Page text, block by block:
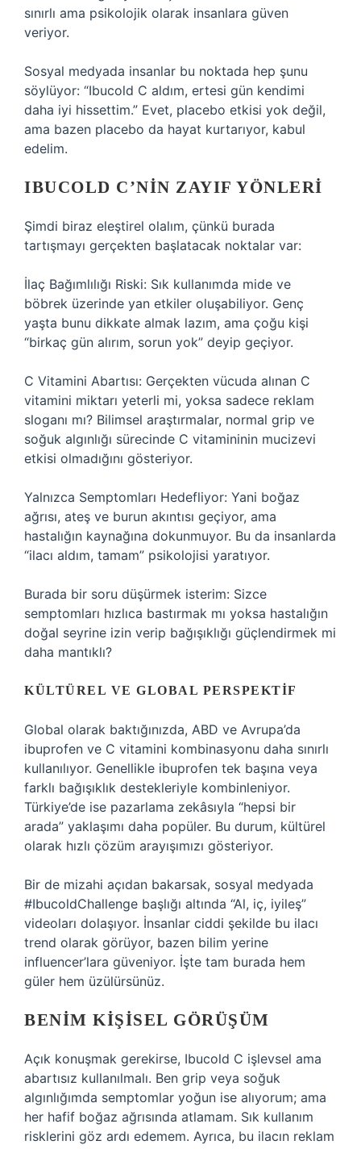
sınırlı ama psikolojik olarak insanlara güven
veriyor.
Sosyal medyada insanlar bu noktada hep şunu
söylüyor: “Ibucold C aldım, ertesi gün kendimi
daha iyi hissettim.” Evet, placebo etkisi yok değil,
ama bazen placebo da hayat kurtarıyor, kabul
edelim.
IBUCOLD C’NIN ZAYIF YÖNLERI
Şimdi biraz eleştirel olalım, çünkü burada
tartışmayı gerçekten başlatacak noktalar var:
İlaç Bağımlılığı Riski: Sık kullanımda mide ve
böbrek üzerinde yan etkiler oluşabiliyor. Genç
yaşta bunu dikkate almak lazım, ama çoğu kişi
“birkaç gün alırım, sorun yok” deyip geçiyor.
C Vitamini Abartısı: Gerçekten vücuda alınan C
vitamini miktarı yeterli mi, yoksa sadece reklam
sloganı mı? Bilimsel araştırmalar, normal grip ve
soğuk algınlığı sürecinde C vitamininin mucizevi
etkisi olmadığını gösteriyor.
Yalnızca Semptomları Hedefliyor: Yani boğaz
ağrısı, ateş ve burun akıntısı geçiyor, ama
hastalığın kaynağına dokunmuyor. Bu da insanlarda
“ilacı aldım, tamam” psikolojisi yaratıyor.
Burada bir soru düşürmek isterim: Sizce
semptomları hızlıca bastırmak mı yoksa hastalığın
doğal seyrine izin verip bağışıklığı güçlendirmek mi
daha mantıklı?
KÜLTÜREL VE GLOBAL PERSPEKTIF
Global olarak baktığınızda, ABD ve Avrupa’da
ibuprofen ve C vitamini kombinasyonu daha sınırlı
kullanılıyor. Genellikle ibuprofen tek başına veya
farklı bağışıklık destekleriyle kombinleniyor.
Türkiye’de ise pazarlama zekâsıyla “hepsi bir
arada” yaklaşımı daha popüler. Bu durum, kültürel
olarak hızlı çözüm arayışımızı gösteriyor.
Bir de mizahi açıdan bakarsak, sosyal medyada
#IbucoldChallenge başlığı altında “Al, iç, iyileş”
videoları dolaşıyor. İnsanlar ciddi şekilde bu ilacı
trend olarak görüyor, bazen bilim yerine
influencer’lara güveniyor. İşte tam burada hem
güler hem üzülürsünüz.
BENIM KIŞISEL GÖRÜŞÜM
Açık konuşmak gerekirse, Ibucold C işlevsel ama
abartısız kullanılmalı. Ben grip veya soğuk
algınlığımda semptomlar yoğun ise alıyorum; ama
her hafif boğaz ağrısında atlamam. Sık kullanım
risklerini göz ardı edemem. Ayrıca, bu ilacın reklam